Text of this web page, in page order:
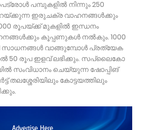
പമ്പുകളിൽ നിന്നും 250
ഇരുചക്ര വാഹനങ്ങൾക്കും
രൂപയ്ക്ക് മുകളിൽ ഇന്ധനം
കൂപ്പണുകൾ നൽകും. 1000
വാങ്ങുമ്പോൾ പ്രത്യേക
50 രൂപ ഇളവ്‌ ലഭിക്കും. സപ്ലൈകോ
സംവിധാനം ചെയ്യുന്ന ഷോപ്പിങ്‌
തലശ്ശേരിയിലും കോട്ടയത്തിലും